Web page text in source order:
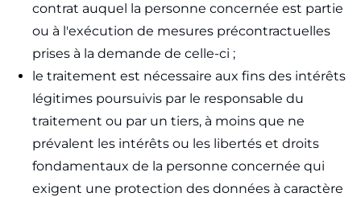
contrat auquel la personne concernée est partie
ou à l'exécution de mesures précontractuelles
prises à la demande de celle-ci ;
le traitement est nécessaire aux fins des intérêts
légitimes poursuivis par le responsable du
traitement ou par un tiers, à moins que ne
prévalent les intérêts ou les libertés et droits
fondamentaux de la personne concernée qui
exigent une protection des données à caractère